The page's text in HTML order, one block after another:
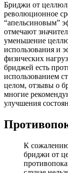
Бриджи от
революционное
“апельсиновым”
отмечают
уменьшение
использования и
физических
бриджей есть
использованием
целом, отзывы о
многие
улучшения
К
бриджи от